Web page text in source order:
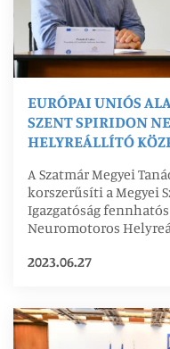
EURÓPAI UNIÓS
SZENT SPIRIDON
HELYREÁLLÍTÓ
A Szatmár Megyei
korszerűsíti a Megyei
Igazgatóság
Neuromotoros
2023.06.27